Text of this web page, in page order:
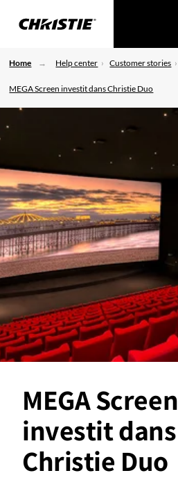
Home Help center Customer stories
MEGA Screen investit dans Christie Duo
MEGA Screen
investit dans
Christie Duo